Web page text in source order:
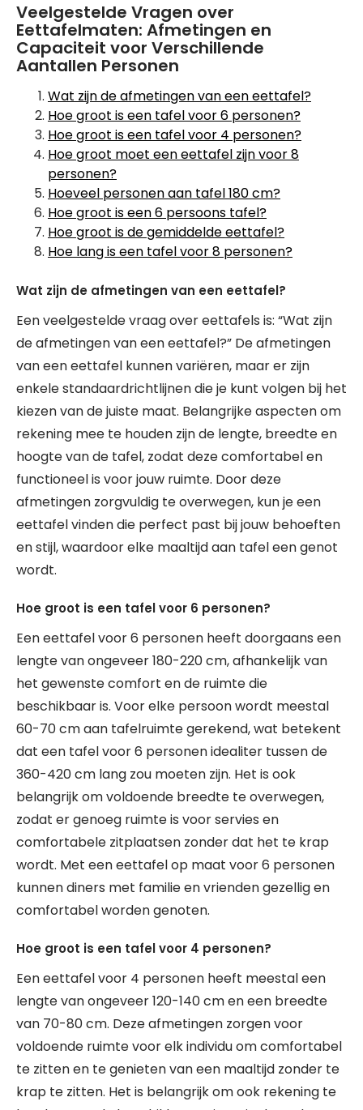
Veelgestelde Vragen over
Eettafelmaten: Afmetingen en
Capaciteit voor Verschillende
Aantallen Personen
Wat zijn de afmetingen van een eettafel?
Hoe groot is een tafel voor 6 personen?
Hoe groot is een tafel voor 4 personen?
Hoe groot moet een eettafel zijn voor 8
personen?
Hoeveel personen aan tafel 180 cm?
Hoe groot is een 6 persoons tafel?
Hoe groot is de gemiddelde eettafel?
Hoe lang is een tafel voor 8 personen?
Wat zijn de afmetingen van een eettafel?
Een veelgestelde vraag over eettafels is: “Wat zijn
de afmetingen van een eettafel?” De afmetingen
van een eettafel kunnen variëren, maar er zijn
enkele standaardrichtlijnen die je kunt volgen bij het
kiezen van de juiste maat. Belangrijke aspecten om
rekening mee te houden zijn de lengte, breedte en
hoogte van de tafel, zodat deze comfortabel en
functioneel is voor jouw ruimte. Door deze
afmetingen zorgvuldig te overwegen, kun je een
eettafel vinden die perfect past bij jouw behoeften
en stijl, waardoor elke maaltijd aan tafel een genot
wordt.
Hoe groot is een tafel voor 6 personen?
Een eettafel voor 6 personen heeft doorgaans een
lengte van ongeveer 180-220 cm, afhankelijk van
het gewenste comfort en de ruimte die
beschikbaar is. Voor elke persoon wordt meestal
60-70 cm aan tafelruimte gerekend, wat betekent
dat een tafel voor 6 personen idealiter tussen de
360-420 cm lang zou moeten zijn. Het is ook
belangrijk om voldoende breedte te overwegen,
zodat er genoeg ruimte is voor servies en
comfortabele zitplaatsen zonder dat het te krap
wordt. Met een eettafel op maat voor 6 personen
kunnen diners met familie en vrienden gezellig en
comfortabel worden genoten.
Hoe groot is een tafel voor 4 personen?
Een eettafel voor 4 personen heeft meestal een
lengte van ongeveer 120-140 cm en een breedte
van 70-80 cm. Deze afmetingen zorgen voor
voldoende ruimte voor elk individu om comfortabel
te zitten en te genieten van een maaltijd zonder te
krap te zitten. Het is belangrijk om ook rekening te